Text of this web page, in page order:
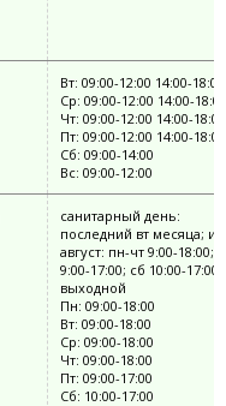
Вт: 09:00-12:00 14:00-18:00
Ср: 09:00-12:00 14:00-18:00
Чт: 09:00-12:00 14:00-18:00
Пт: 09:00-12:00 14:00-18:00
Сб: 09:00-14:00
Вс: 09:00-12:00
санитарный день:
последний вт месяца;
август: пн-чт 9:00-18:00;
9:00-17:00; сб 10:00-17:00;
выходной
Пн: 09:00-18:00
Вт: 09:00-18:00
Ср: 09:00-18:00
Чт: 09:00-18:00
Пт: 09:00-17:00
Сб: 10:00-17:00